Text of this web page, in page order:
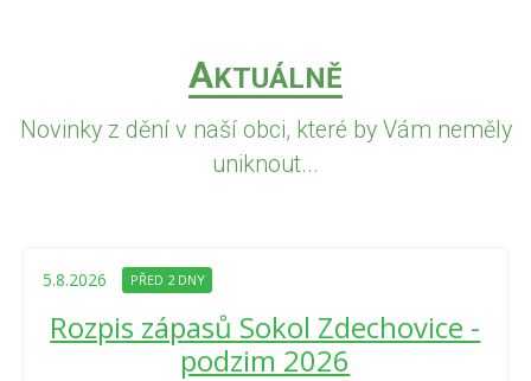
AKTUÁLNĚ
Novinky z dění v naší obci, které by Vám neměly
uniknout...
5.8.2026 PŘED 2 DNY
Rozpis zápasů Sokol Zdechovice -
podzim 2026